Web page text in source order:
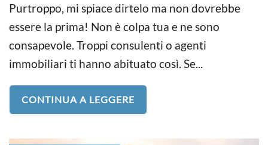
Purtroppo, mi spiace dirtelo ma non dovrebbe
essere la prima! Non è colpa tua e ne sono
consapevole. Troppi consulenti o agenti
immobiliari ti hanno abituato così. Se...
CONTINUA A LEGGERE